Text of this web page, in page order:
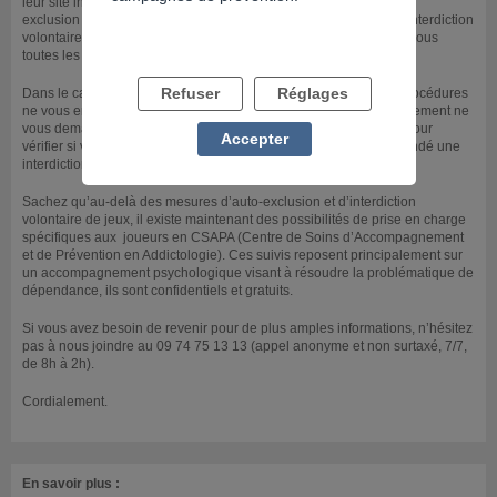
exclusion », soit en demandant au Ministère de l’Intérieur une « interdiction
volontaire de jeux ». Vous trouverez en cliquant sur le lien ci-dessous
toutes les informations relatives à ces deux possibilités.
Dans le cas où vous jouez dans un bureau de tabac, ces deux procédures
ne vous empêcheront pas de continuer à jouer. Personne effectivement ne
vous demandera votre carte d’identité (comme dans un casino) pour
vérifier si vous faites partie de la liste des personnes ayant demandé une
interdiction ou non.
Sachez qu’au-delà des mesures d’auto-exclusion et d’interdiction
volontaire de jeux, il existe maintenant des possibilités de prise en charge
spécifiques aux joueurs en CSAPA (Centre de Soins d’Accompagnement
et de Prévention en Addictologie). Ces suivis reposent principalement sur
un accompagnement psychologique visant à résoudre la problématique de
dépendance, ils sont confidentiels et gratuits.
Si vous avez besoin de revenir pour de plus amples informations, n’hésitez
pas à nous joindre au 09 74 75 13 13 (appel anonyme et non surtaxé, 7/7,
de 8h à 2h).
Cordialement.
En savoir plus :
Refuser Réglages
Accepter